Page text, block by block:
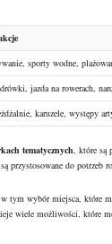
sporty wodne,
jazda na rowerach,
karuzele, występy
tematycznych , które
przystosowane do potrzeb
tym wybór miejsca, które
wiele możliwości, które